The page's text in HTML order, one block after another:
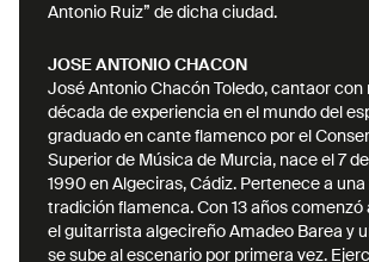
JOSE ANTONIO CHACON
José Antonio Chacón Toledo, cantaor con
década de experiencia en el mundo del
graduado en cante flamenco por el
Superior de Música de Murcia, nace el 7
1990 en Algeciras, Cádiz. Pertenece a
tradición flamenca. Con 13 años
el guitarrista algecireño Amadeo Barea y
se sube al escenario por primera vez.